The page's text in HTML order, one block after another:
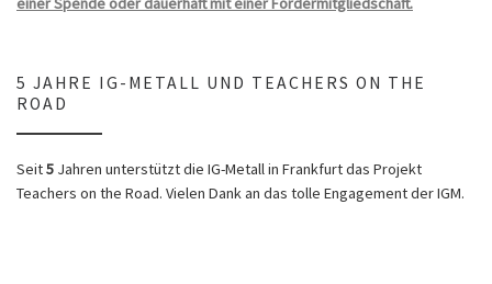
5 JAHRE IG-METALL UND TEACHERS ON THE
ROAD
Seit5 Jahren unterstützt die IG-Metall in Frankfurt das Projekt
Teachers on the Road. Vielen Dank an das tolle Engagement der IGM.